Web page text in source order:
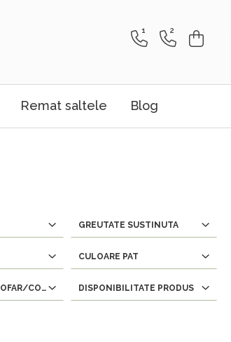
1 2
Remat saltele Blog
GREUTATE SUSTINUTA
CULOARE PAT
NUMAR USI PANTOFAR/COMODA DISPONIBILITATE PRODUS